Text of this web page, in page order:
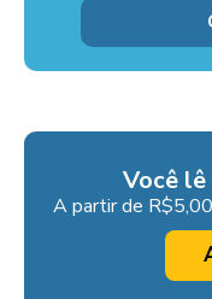
Você
A partir de